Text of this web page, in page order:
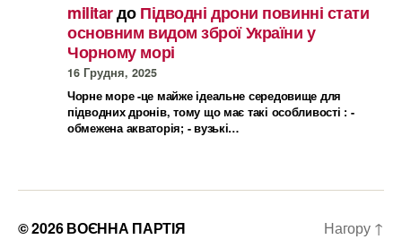
militarдоПідводні дрони повинні стати
основним видом зброї України у
Чорному морі
16 Грудня, 2025
Чорне море -це майже ідеальне середовище для
підводних дронів, тому що має такі особливості : -
обмежена акваторія; - вузькі…
© 2026ВОЄННА ПАРТІЯ Нагору ↑